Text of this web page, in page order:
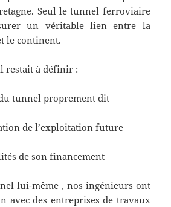
Seul le tunnel ferroviaire
un véritable lien entre la
le continent.
restait à définir :
proprement dit
de l’exploitation future
son financement
lui-même , nos ingénieurs ont
avec des entreprises de travaux